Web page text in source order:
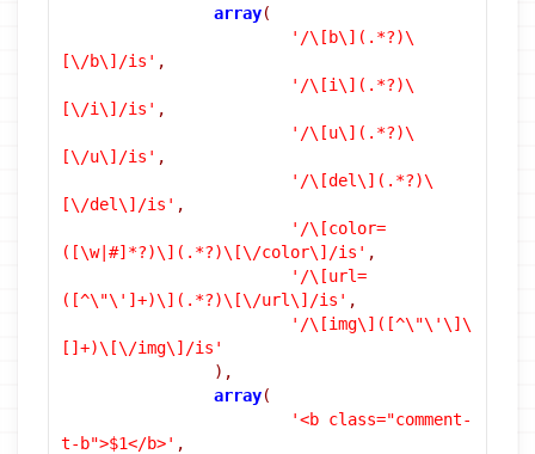
array(
'/\[b\](.*?)\
[\/b\]/is' ,
'/\[i\](.*?)\
[\/i\]/is' ,
'/\[u\](.*?)\
[\/u\]/is' ,
'/\[del\](.*?)\
[\/del\]/is' ,
'/\[color=
([\w|#]*?)\](.*?)\[\/color\]/is' ,
'/\[url=
([^\"\']+)\](.*?)\[\/url\]/is' ,
'/\[img\]([^\"\'\]\
[]+)\[\/img\]/is'
),
array(
'<b class="comment-
t-b">$1</b>' ,